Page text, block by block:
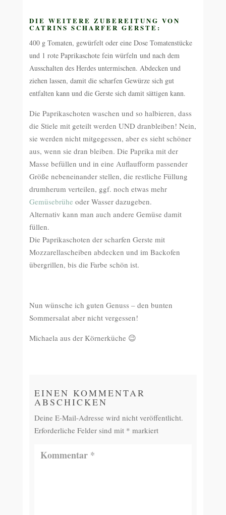
DIE WEITERE ZUBEREITUNG VON
CATRINS SCHARFER GERSTE:
400 g Tomaten, gewürfelt oder eine Dose Tomatenstücke
und 1 rote Paprikaschote fein würfelnund nach dem
Ausschalten des Herdes untermischen. Abdecken und
ziehen lassen, damit die scharfen Gewürze sich gut
entfalten kann und die Gerste sich damit sättigen kann.
Die Paprikaschoten waschen und so halbieren, dass
die Stiele mit geteilt werden UND dranbleiben! Nein,
sie werden nicht mitgegessen, aber es sieht schöner
aus, wenn sie dran bleiben. Die Paprika mit der
Masse befüllen und in eine Auflaufform passender
Größe nebeneinander stellen, die restliche Füllung
drumherum verteilen, ggf. noch etwas mehr
Gemüsebrühe oder Wasser dazugeben.
Alternativ kann man auch andere Gemüse damit
füllen.
Die Paprikaschoten der scharfen Gerste mit
Mozzarellascheiben abdecken und im Backofen
übergrillen, bis die Farbe schön ist.
Nun wünsche ich guten Genuss – den bunten
Sommersalat aber nicht vergessen!
Michaela aus der Körnerküche 😉
EINEN KOMMENTAR
ABSCHICKEN
Deine E-Mail-Adresse wird nicht veröffentlicht.
Erforderliche Felder sind mit * markiert